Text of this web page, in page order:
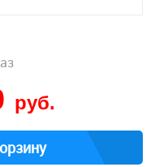
руб.